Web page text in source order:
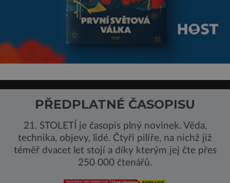
PŘEDPLATNÉ ČASOPISU
21. STOLETÍ je časopis plný novinek. Věda,
technika, objevy, lidé. Čtyři pilíře, na nichž již
téměř dvacet let stojí a díky kterým jej čte přes
250 000 čtenářů.